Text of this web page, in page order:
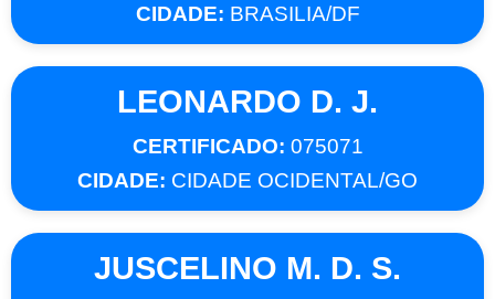
CIDADE: BRASILIA/DF
LEONARDO D. J.
CERTIFICADO: 075071
CIDADE: CIDADE OCIDENTAL/GO
JUSCELINO M. D. S.